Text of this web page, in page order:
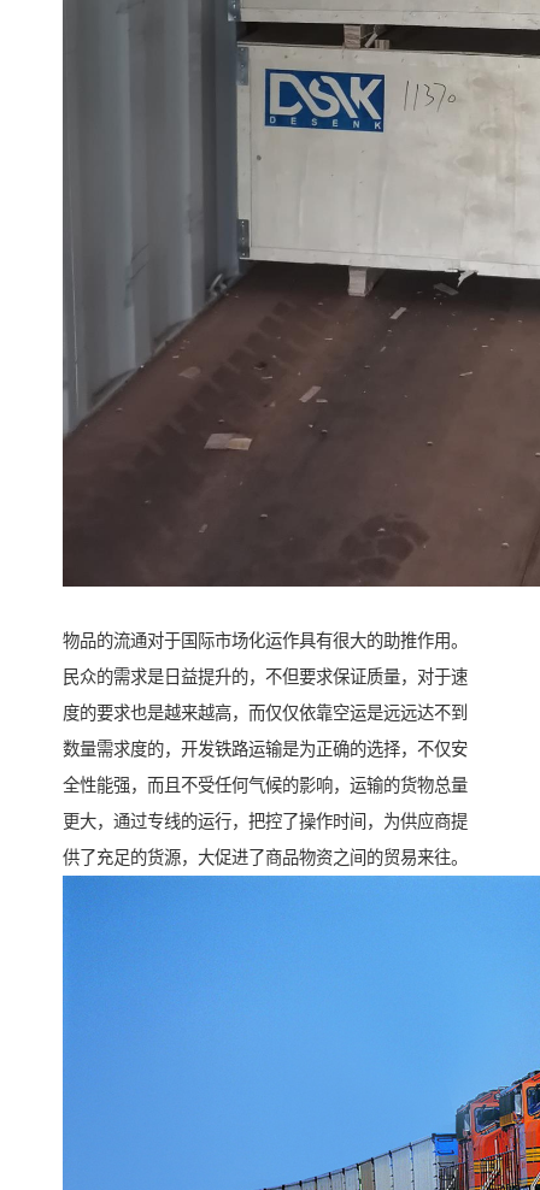
物品的流通对于国际市场化运作具有很大的助推作用。
民众的需求是日益提升的，不但要求保证质量，对于速
度的要求也是越来越高，而仅仅依靠空运是远远达不到
数量需求度的，开发铁路运输是为正确的选择，不仅安
全性能强，而且不受任何气候的影响，运输的货物总量
更大，通过专线的运行，把控了操作时间，为供应商提
供了充足的货源，大促进了商品物资之间的贸易来往。